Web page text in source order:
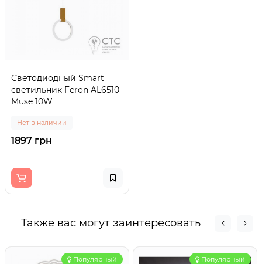
Светодиодный Smart
светильник Feron AL6510
Muse 10W
Нет в наличии
1897 грн
Также вас могут заинтересовать
Популярный Популярный